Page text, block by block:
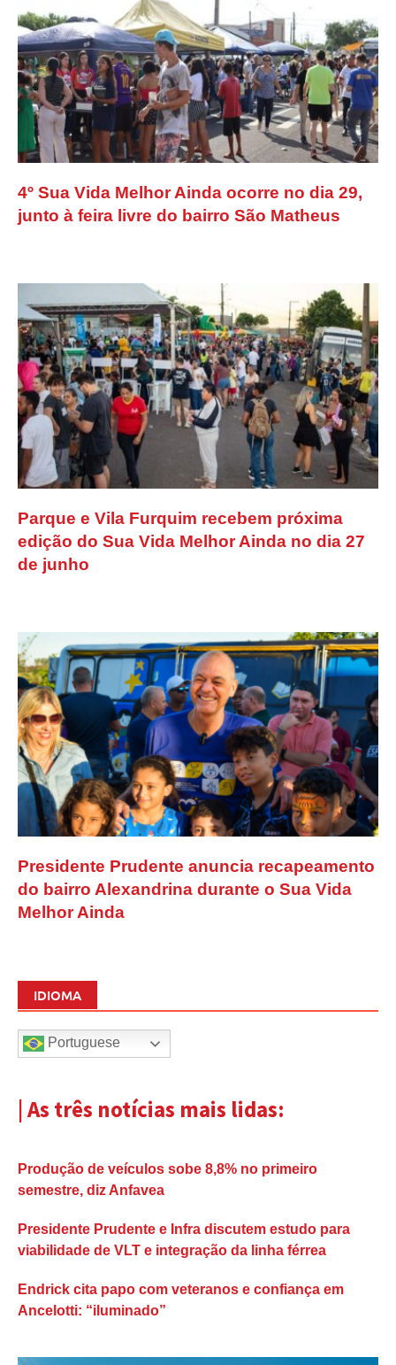
4º Sua Vida Melhor Ainda ocorre no dia 29,
junto à feira livre do bairro São Matheus
Parque e Vila Furquim recebem próxima
edição do Sua Vida Melhor Ainda no dia 27
de junho
Presidente Prudente anuncia recapeamento
do bairro Alexandrina durante o Sua Vida
Melhor Ainda
IDIOMA
Portuguese
| As três notícias mais lidas:
Produção de veículos sobe 8,8% no primeiro
semestre, diz Anfavea
Presidente Prudente e Infra discutem estudo para
viabilidade de VLT e integração da linha férrea
Endrick cita papo com veteranos e confiança em
Ancelotti: “iluminado”